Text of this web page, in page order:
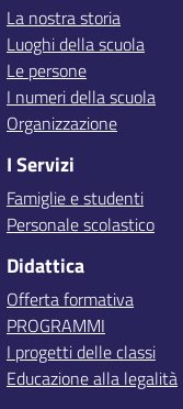
La nostra storia
Luoghi della scuola
Le persone
I numeri della scuola
Organizzazione
I Servizi
Famiglie e studenti
Personale scolastico
Didattica
Offerta formativa
PROGRAMMI
I progetti delle classi
Educazione alla legalità